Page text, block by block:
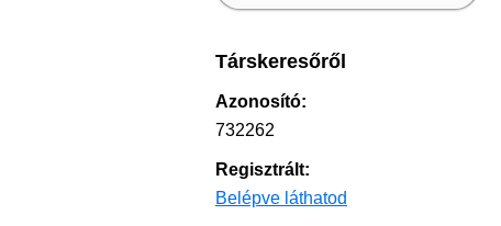
Társkeresőről
Azonosító:
732262
Regisztrált:
Belépve láthatod